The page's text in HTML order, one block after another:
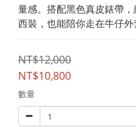
量感。搭配黑色真皮錶帶
西裝，也能陪你走在牛仔外
NT$12,000
NT$10,800
數量